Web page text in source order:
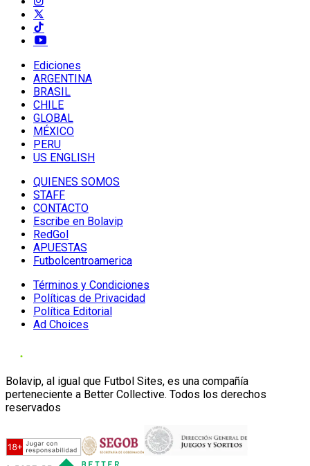
Ediciones
ARGENTINA
BRASIL
CHILE
GLOBAL
MÉXICO
PERU
US ENGLISH
QUIENES SOMOS
STAFF
CONTACTO
Escribe en Bolavip
RedGol
APUESTAS
Futbolcentroamerica
Términos y Condiciones
Políticas de Privacidad
Política Editorial
Ad Choices
Bolavip, al igual que Futbol Sites, es una compañía
perteneciente a Better Collective. Todos los derechos
reservados